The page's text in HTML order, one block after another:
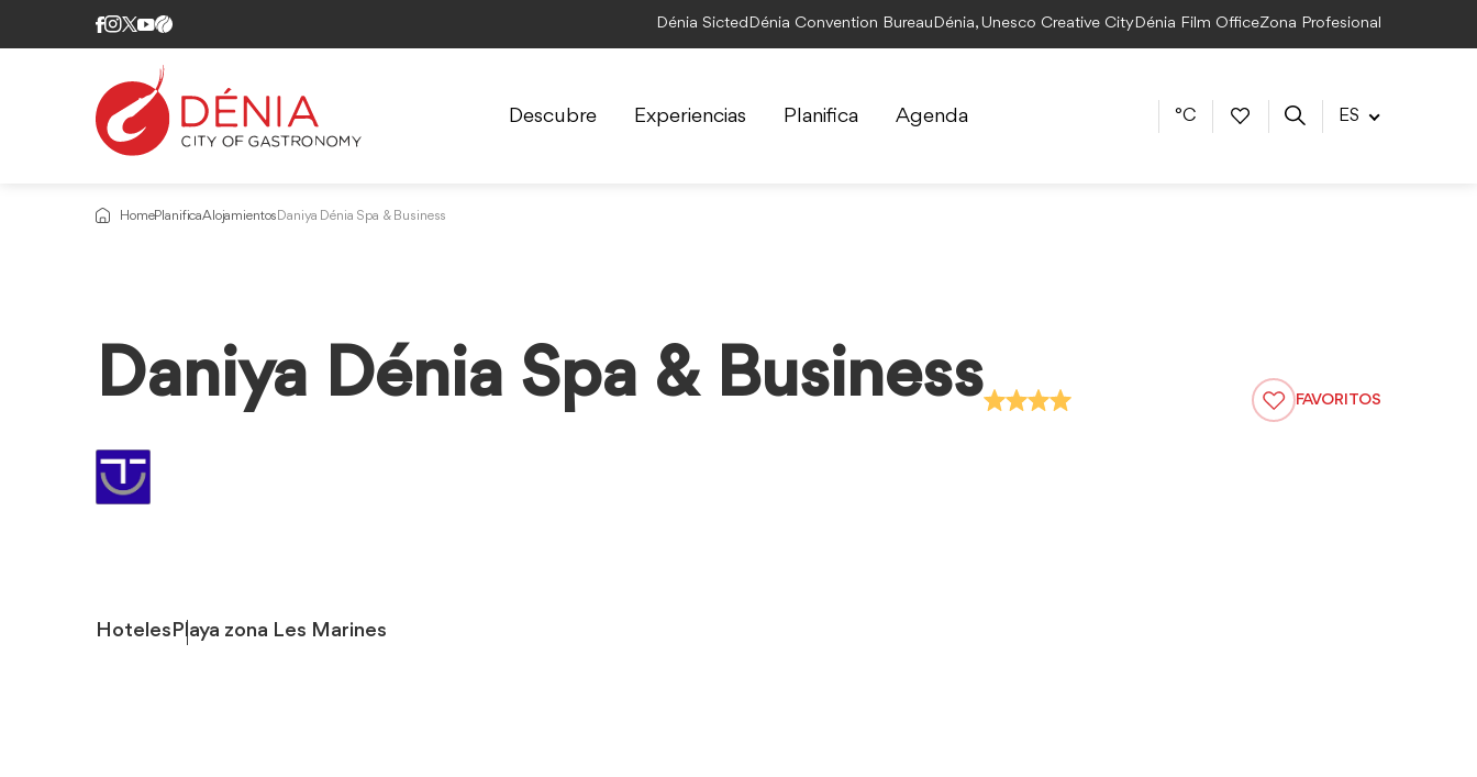
Dénia Sicted Dénia Convention Bureau Dénia, Unesco Creative CityDénia Film OfficeZona Profesional
Descubre Experiencias Planifica Agenda °C ES
HomePlanificaAlojamientos Daniya Dénia Spa & Business
Daniya Dénia Spa & Business FAVORITOS
HotelesPlaya zona Les Marines